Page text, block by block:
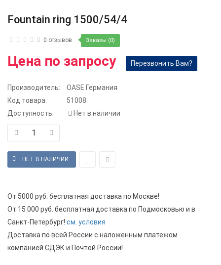
Fountain ring 1500/54/4
0 отзывов Заказы (0)
Цена по запросу Перезвонить Вам?
Производитель:
OASE Германия
Код товара:
51008
Доступность:
Нет в наличии
От 5000 руб. бесплатная доставка по Москве!
От 15 000 руб. бесплатная доставка по Подмосковью и в
Санкт-Петербург! см. условия
Доставка по всей России с наложенным платежом
компанией СДЭК и Почтой России!